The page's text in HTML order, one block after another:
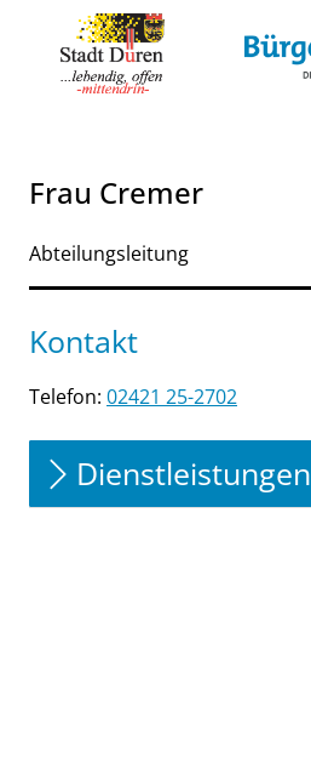
Zum Hauptinhalt springen
Zum Header
Zum Hauptinhalt
Zum Footer
Frau Cremer
Abteilungsleitung
Kontakt
Telefon: 02421 25-2702
Dienstleistungen